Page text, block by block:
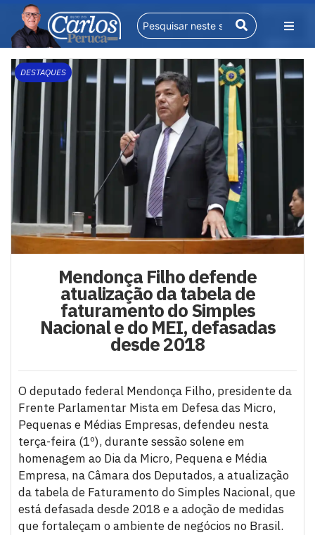
DESTAQUES
Mendonça Filho defende
atualização da tabela de
faturamento do Simples
Nacional e do MEI, defasadas
desde 2018
O deputado federal Mendonça Filho, presidente da
Frente Parlamentar Mista em Defesa das Micro,
Pequenas e Médias Empresas, defendeu nesta
terça-feira (1º), durante sessão solene em
homenagem ao Dia da Micro, Pequena e Média
Empresa, na Câmara dos Deputados, a atualização
da tabela de Faturamento do Simples Nacional, que
está defasada desde 2018 e a adoção de medidas
que fortaleçam o ambiente de negócios no Brasil.